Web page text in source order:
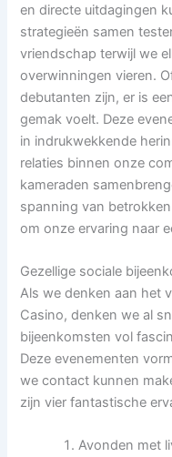
en directe uitdagingen
strategieën samen
vriendschap terwijl we
overwinningen vieren.
debutanten zijn, er is
gemak voelt. Deze
in indrukwekkende
relaties binnen onze
kameraden
spanning van
om onze ervaring naar
Gezellige sociale
Als we denken aan het
Casino, denken we al
bijeenkomsten vol
Deze evenementen
we contact kunnen
zijn vier fantastische
Avonden met